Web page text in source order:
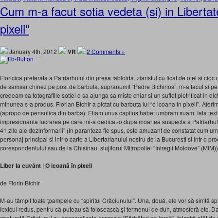
Cum m-a facut sotia vedeta (si) in
pixeli”
January 4th, 2012 VR 2 Comments »
Floricica preferata a Patriarhului din presa tabloida, ziaristul cu ficat de otel si
de samsar chinez pe post de barbuta, supranumit “Padre Bichirios”, m-a facut si
credeam ca fotografiile sotiei o sa ajunga sa miste chiar si un suflet pietrificat in
minunea s-a produs. Florian Bichir a pictat cu barbuta lui “o icoana in pixeli”.
(apropo de pensulica din barba): Etiam unus capilus habet umbram suam. Iata
impresionanta lucrarea pe care mi-a dedicat-o dupa moartea suspecta a
41 zile ale dezinformarii” (In paranteza fie spus, este amuzant de constatat cum
personaj principal si intr-o carte a Libertarianului nostru de la Bucuresti si intr-o
corespondentului sau de la Chisinau, slujitorul Mitropoliei “Intregii Moldove” (MIM))
Liber la cuvânt | O icoană în pixeli
de Florin Bichir
M-au tâmpit toate ţoampele cu “spiritul Crăciunului”. Una, două, ele vor să simtă
lexicul redus, pentru că puteau să folosească şi termenul de duh, atmosferă etc.